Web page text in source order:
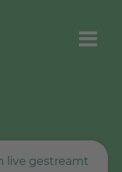
live gestreamt